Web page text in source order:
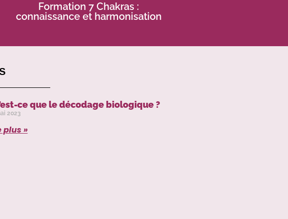
Formation 7 Chakras :
connaissance et harmonisation
ce que le décodage biologique ?
2023
plus »